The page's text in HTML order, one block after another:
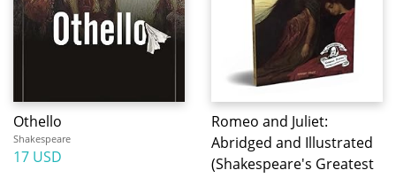
Othello
Shakespeare
17 USD
Romeo and Juliet:
Abridged and Illustrated
(Shakespeare's Greatest